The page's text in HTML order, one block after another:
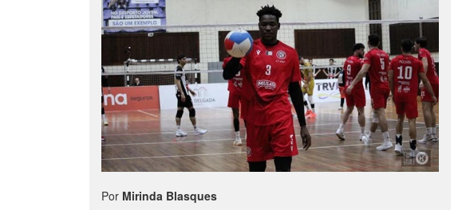
Por Mirinda Blasques